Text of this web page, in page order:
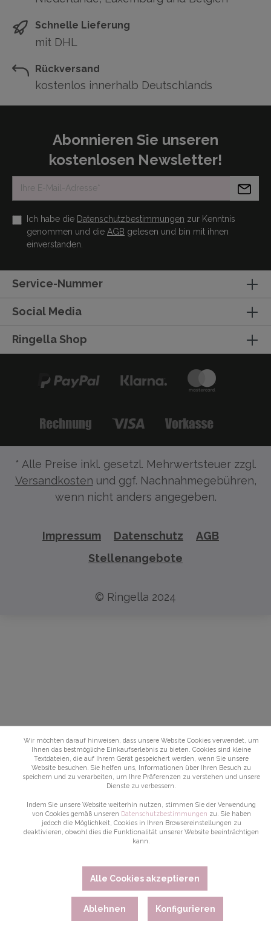
Schnelle Lieferung
mit DHL
Rückversand
kostenlos innerhalb Deutschlands
Abonnieren Sie unseren
kostenlosen Newsletter!
Ich habe die Datenschutzbestimmungen zur Kenntnis
genommen und die AGB gelesen und bin mit ihnen
einverstanden.
Service-Nummer
Social Media
Ringella Shop
* Alle Preise inkl. gesetzl. Mehrwertsteuer zzgl.
Versandkosten und ggf. Nachnahmegebühren,
wenn nicht anders angegeben.
Impressum Datenschutz
AGB
Stellenangebote
© Ringella 2024
Wir möchten darauf hinweisen, dass unsere Website Cookies verwendet, um
Ihnen das bestmögliche Einkaufserlebnis zu bieten. Cookies sind kleine
Textdateien, die auf Ihrem Gerät gespeichert werden, wenn Sie unsere
Website besuchen. Sie helfen uns, Informationen über Ihren Besuch zu
speichern und zu verarbeiten, um Ihre Präferenzen zu verstehen und unsere
Dienste zu verbessern.
Indem Sie unsere Website weiterhin nutzen, stimmen Sie der Verwendung
von Cookies gemäß unseren Datenschutzbestimmungen zu. Sie haben
jedoch die Möglichkeit, Cookies in Ihren Browsereinstellungen zu
deaktivieren, obwohl dies die Funktionalität unserer Website beeinträchtigen
kann.
Alle Cookies akzeptieren
Ablehnen Konfigurieren